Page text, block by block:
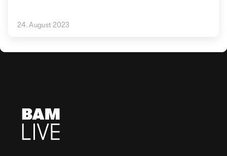
24. August 2023